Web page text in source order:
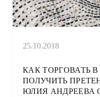
25.10.2018
КАК ТОРГОВАТЬ
ПОЛУЧИТЬ
ЮЛИЯ АНДРЕЕВА